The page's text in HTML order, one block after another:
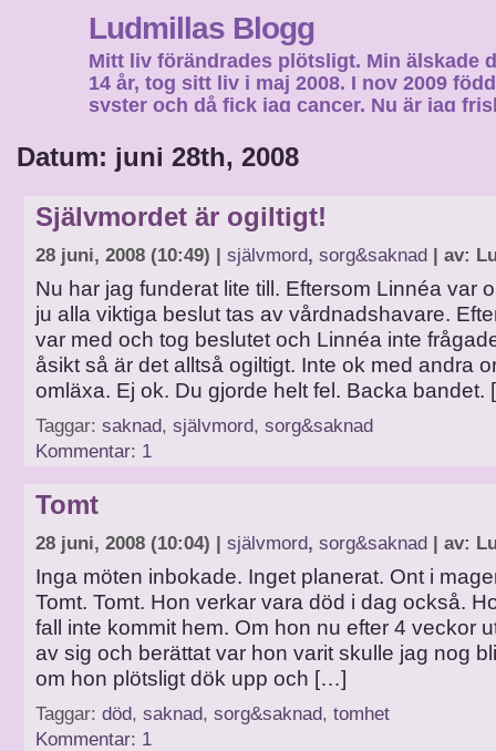
Ludmillas Blogg
Mitt liv förändrades plötsligt. Min älskade
14 år, tog sitt liv i maj 2008. I nov 2009
syster och då fick jag cancer. Nu är jag
Datum: juni 28th, 2008
Självmordet är ogiltigt!
28 juni, 2008 (10:49) | självmord, sorg&saknad | av:
Nu har jag funderat lite till. Eftersom Linnéa var
ju alla viktiga beslut tas av vårdnadshavare.
var med och tog beslutet och Linnéa inte
åsikt så är det alltså ogiltigt. Inte ok med andra
omläxa. Ej ok. Du gjorde helt fel. Backa
Taggar: saknad, självmord, sorg&saknad
Kommentar: 1
Tomt
28 juni, 2008 (10:04) | självmord, sorg&saknad | av:
Inga möten inbokade. Inget planerat. Ont i
Tomt. Tomt. Hon verkar vara död i dag också.
fall inte kommit hem. Om hon nu efter 4 veckor
av sig och berättat var hon varit skulle jag nog
om hon plötsligt dök upp och […]
Taggar: död, saknad, sorg&saknad, tomhet
Kommentar: 1